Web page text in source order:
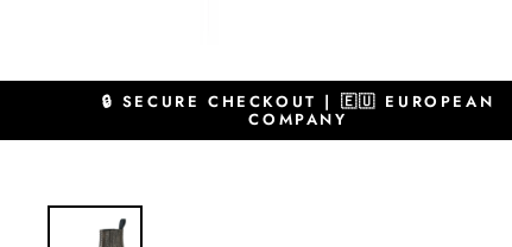
🔒 SECURE CHECKOUT | 🇪🇺 EUROPEAN
COMPANY